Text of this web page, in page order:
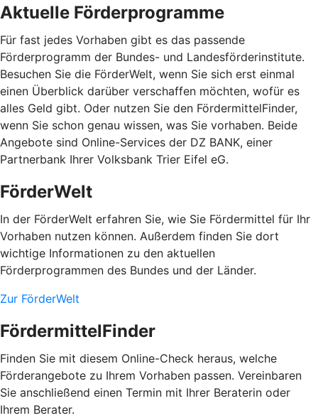
Aktuelle Förderprogramme
Für fast jedes Vorhaben gibt es das passende
Förderprogramm der Bundes- und Landesförderinstitute.
Besuchen Sie die FörderWelt, wenn Sie sich erst einmal
einen Überblick darüber verschaffen möchten, wofür es
alles Geld gibt. Oder nutzen Sie den FördermittelFinder,
wenn Sie schon genau wissen, was Sie vorhaben. Beide
Angebote sind Online-Services der DZ BANK, einer
Partnerbank Ihrer Volksbank Trier Eifel eG.
FörderWelt
In der FörderWelt erfahren Sie, wie Sie Fördermittel für Ihr
Vorhaben nutzen können. Außerdem finden Sie dort
wichtige Informationen zu den aktuellen
Förderprogrammen des Bundes und der Länder.
Zur FörderWelt
FördermittelFinder
Finden Sie mit diesem Online-Check heraus, welche
Förderangebote zu Ihrem Vorhaben passen. Vereinbaren
Sie anschließend einen Termin mit Ihrer Beraterin oder
Ihrem Berater.